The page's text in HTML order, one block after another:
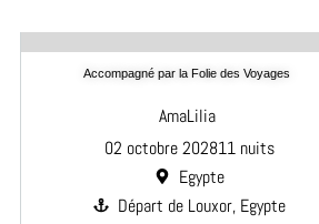
Accompagné par la Folie des Voyages
AmaLilia
02 octobre 202811 nuits
Egypte
Départ de Louxor, Egypte